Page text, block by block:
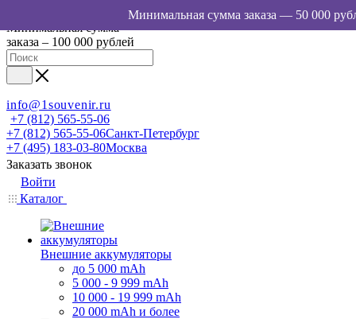
Минимальная сумма
заказа – 100 000 рублей
info@1souvenir.ru
+7 (812) 565-55-06
+7 (812) 565-55-06Санкт-Петербург
+7 (495) 183-03-80Москва
Заказать звонок
Войти
Каталог
Внешние аккумуляторы
до 5 000 mAh
5 000 - 9 999 mAh
10 000 - 19 999 mAh
20 000 mAh и более